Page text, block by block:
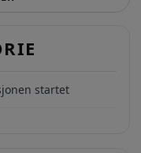
startet